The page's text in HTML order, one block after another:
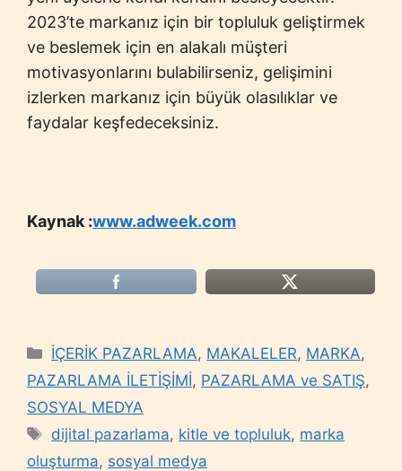
2023’te markanız için bir topluluk geliştirmek
ve beslemek için en alakalı müşteri
motivasyonlarını bulabilirseniz, gelişimini
izlerken markanız için büyük olasılıklar ve
faydalar keşfedeceksiniz.
Kaynak :www.adweek.com
Categories
İÇERİK PAZARLAMA, MAKALELER, MARKA,
PAZARLAMA İLETİŞİMİ, PAZARLAMA ve SATIŞ,
SOSYAL MEDYA
Tags
dijital pazarlama, kitle ve topluluk, marka
oluşturma, sosyal medya